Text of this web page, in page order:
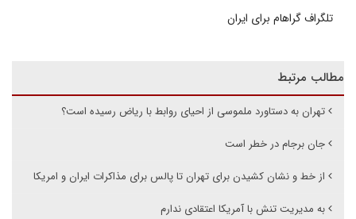
تلگراف گراهام برای ایران
مطالب مرتبط
تهران به دستاورد ملموسی از احیای روابط با ریاض رسیده است؟
جان برجام در خطر است
از خط و نشان کشیدن برای تهران تا پالس برای مذاکرات ایران و امریکا
به مدیریت تنش با آمریکا اعتقادی ندارم